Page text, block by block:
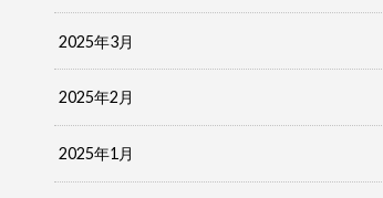
2025年3月
2025年2月
2025年1月